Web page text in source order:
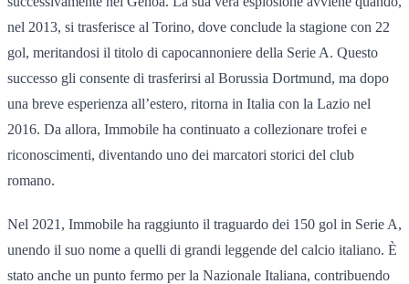
nel 2013, si trasferisce al Torino, dove conclude la stagione con 22
gol, meritandosi il titolo di capocannoniere della Serie A. Questo
successo gli consente di trasferirsi al Borussia Dortmund, ma dopo
una breve esperienza all’estero, ritorna in Italia con la Lazio nel
2016. Da allora, Immobile ha continuato a collezionare trofei e
riconoscimenti, diventando uno dei marcatori storici del club
romano.
Nel 2021, Immobile ha raggiunto il traguardo dei 150 gol in Serie A,
unendo il suo nome a quelli di grandi leggende del calcio italiano. È
stato anche un punto fermo per la Nazionale Italiana, contribuendo